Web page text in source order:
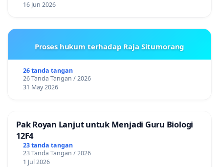
16 Jun 2026
Proses hukum terhadap Raja Situmorang
26 tanda tangan
26 Tanda Tangan / 2026
31 May 2026
Pak Royan Lanjut untuk Menjadi Guru Biologi
12F4
23 tanda tangan
23 Tanda Tangan / 2026
1 Jul 2026